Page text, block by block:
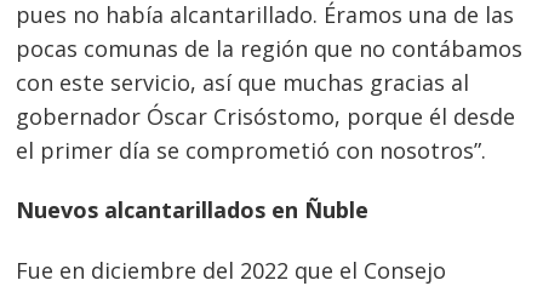
pues no había alcantarillado. Éramos una de las
pocas comunas de la región que no contábamos
con este servicio, así que muchas gracias al
gobernador Óscar Crisóstomo, porque él desde
el primer día se comprometió con nosotros”.
Nuevos alcantarillados en Ñuble
Fue en diciembre del 2022 que el Consejo
Navegación
de
entradas